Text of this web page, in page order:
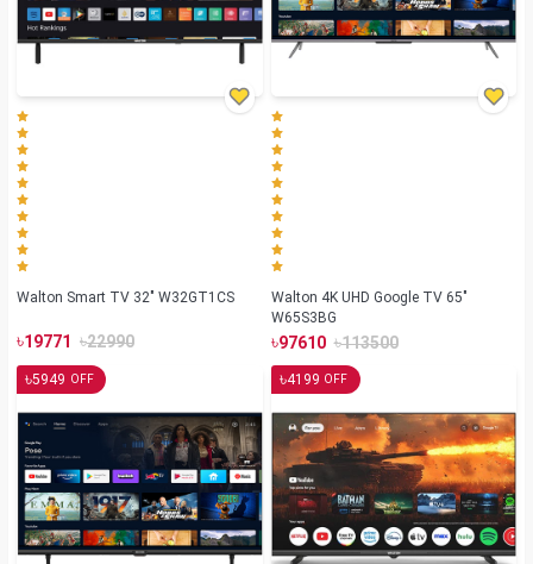
Walton Smart TV 32" W32GT1CS
৳19771 ৳22990
Walton 4K UHD Google TV 65"
W65S3BG
৳97610 ৳113500
৳5949 OFF ৳4199 OFF